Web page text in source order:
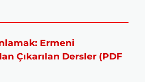
Ermeni
Çıkarılan Dersler (PDF